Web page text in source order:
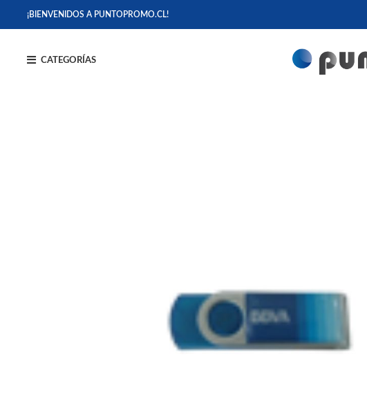
¡BIENVENIDOS A PUNTOPROMO.CL!
CATEGORÍAS